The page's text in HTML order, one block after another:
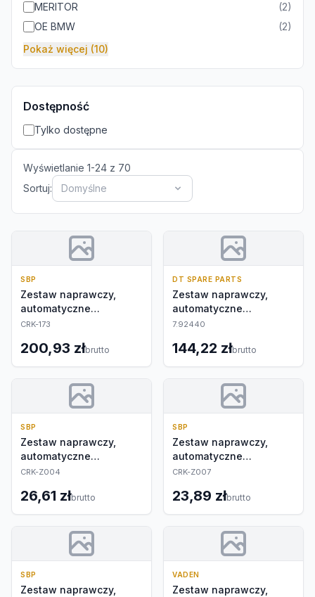
MERITOR
(2)
OE BMW
(2)
Pokaż więcej (10)
Dostępność
Tylko dostępne
Wyświetlanie 1-24 z 70
Sortuj:
Domyślne
SBP
Zestaw naprawczy,
automatyczne
nastawianie
CRK-173
200,93 złbrutto
DT SPARE PARTS
Zestaw naprawczy,
automatyczne
nastawianie
7.92440
144,22 złbrutto
SBP
Zestaw naprawczy,
automatyczne
nastawianie
CRK-Z004
26,61 złbrutto
SBP
Zestaw naprawczy,
automatyczne
nastawianie
CRK-Z007
23,89 złbrutto
SBP
Zestaw naprawczy,
VADEN
Zestaw naprawczy,